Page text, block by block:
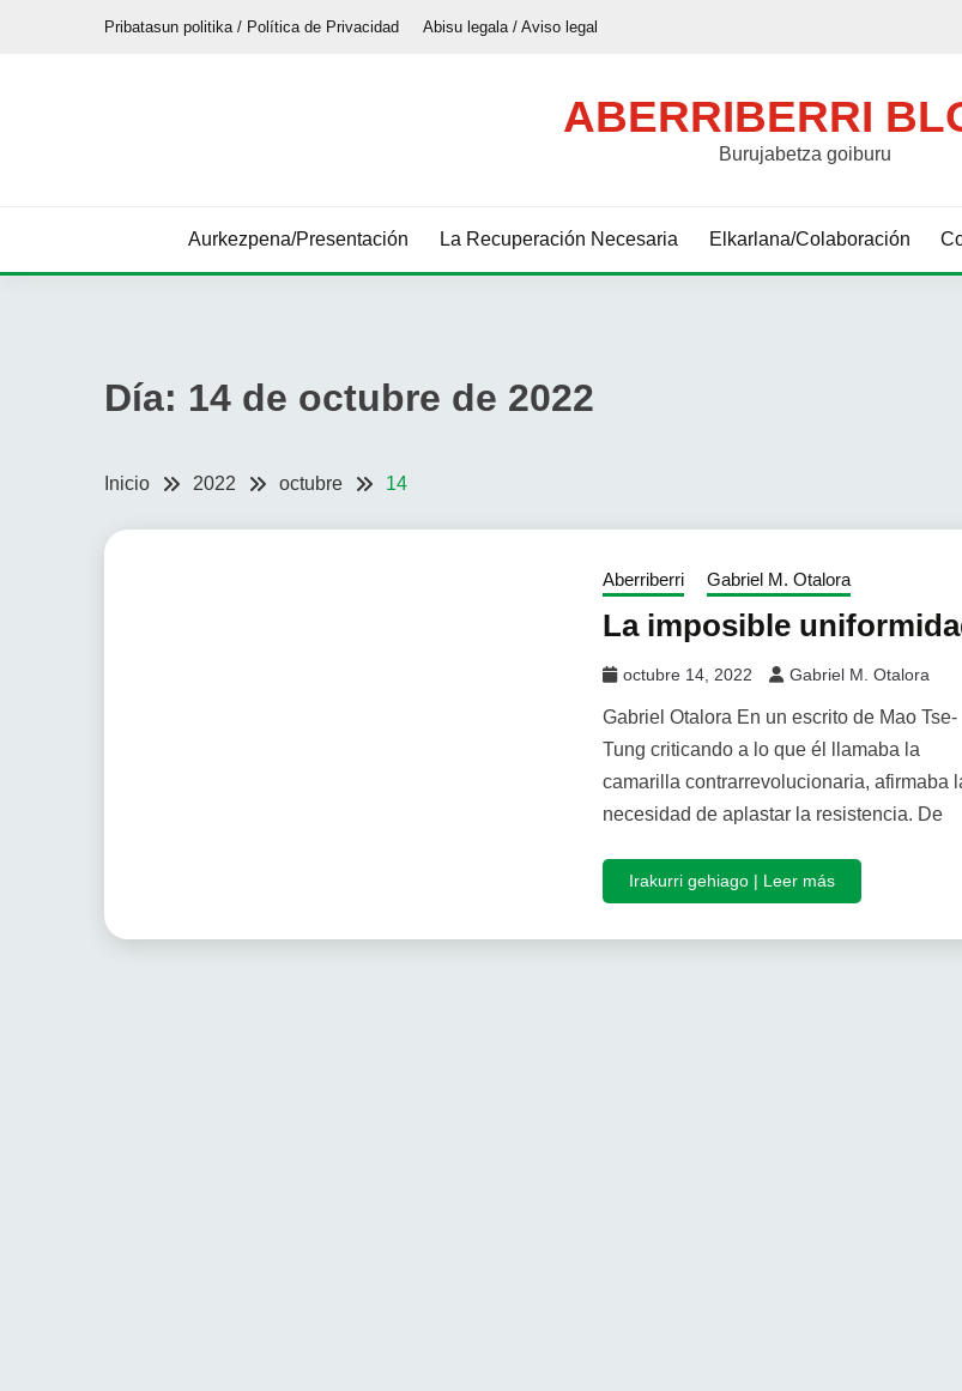
Pribatasun politika / Política de Privacidad Abisu legala / Aviso legal
ABERRIBERRI
Burujabetza goiburu
Aurkezpena/Presentación La Recuperación Necesaria Elkarlana/Colaboración
Día: 14 de octubre de 2022
Inicio 2022 octubre 14
Aberriberri Gabriel M. Otalora
La imposible
octubre 14, 2022 Gabriel M. Otalora
Gabriel Otalora En un escrito de Mao Tse-
Tung criticando a lo que él llamaba la
camarilla contrarrevolucionaria, afirmaba
necesidad de aplastar la resistencia. De
Irakurri gehiago | Leer más